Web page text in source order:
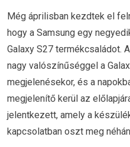
Még áprilisban kezdtek el
hogy a Samsung egy
Galaxy S27 termékcsaládot.
nagy valószínűséggel a
megjelenésekor, és a
megjelenítő kerül az
jelentkezett, amely a
kapcsolatban oszt meg